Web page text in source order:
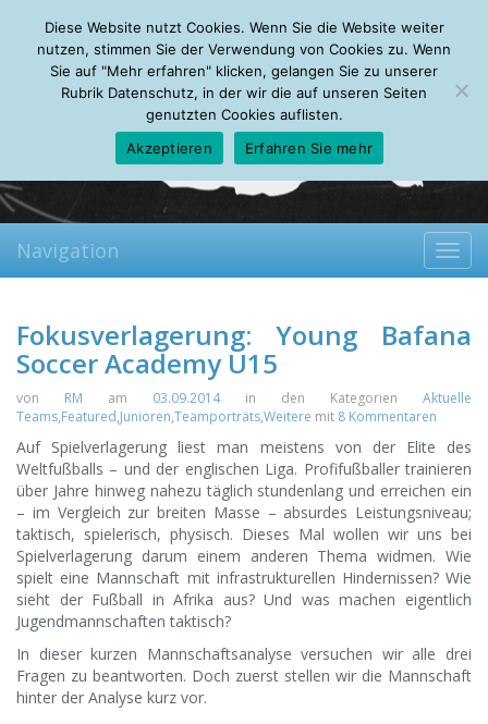
Saturday, 08.08.2026
Mein Account
About Autoren Leseempfehlungen FAQ
Navigation
Fokusverlagerung: Young Bafana
Soccer Academy U15
von RM am 03.09.2014in den Kategorien Aktuelle
Teams,Featured,Junioren,Teamporträts,Weitere mit 8 Kommentaren
Auf Spielverlagerung liest man meistens von der Elite des
Weltfußballs – und der englischen Liga. Profifußballer trainieren
über Jahre hinweg nahezu täglich stundenlang und erreichen ein
– im Vergleich zur breiten Masse – absurdes Leistungsniveau;
taktisch, spielerisch, physisch. Dieses Mal wollen wir uns bei
Spielverlagerung darum einem anderen Thema widmen. Wie
spielt eine Mannschaft mit infrastrukturellen Hindernissen? Wie
sieht der Fußball in Afrika aus? Und was machen eigentlich
Jugendmannschaften taktisch?
In dieser kurzen Mannschaftsanalyse versuchen wir alle drei
Fragen zu beantworten. Doch zuerst stellen wir die Mannschaft
hinter der Analyse kurz vor.
Diese Website nutzt Cookies. Wenn Sie die Website weiter
nutzen, stimmen Sie der Verwendung von Cookies zu. Wenn
Sie auf "Mehr erfahren" klicken, gelangen Sie zu unserer
Rubrik Datenschutz, in der wir die auf unseren Seiten
genutzten Cookies auflisten.
Akzeptieren
Erfahren Sie mehr